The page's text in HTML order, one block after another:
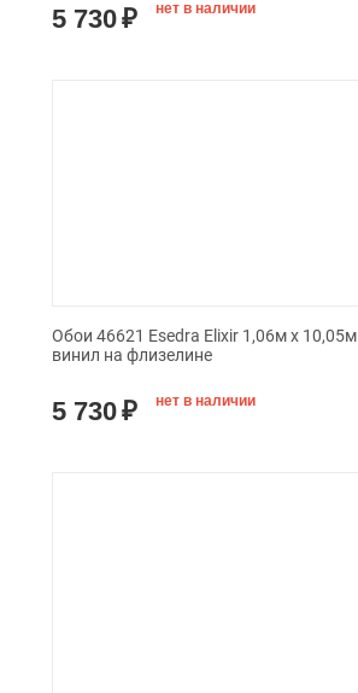
5 730₽ нет в наличии
Обои 46621 Esedra Elixir 1,06м х 10,05м
винил на флизелине
5 730₽ нет в наличии